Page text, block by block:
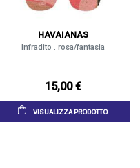
HAVAIANAS
Infradito . rosa/fantasia
15,00 €
VISUALIZZA PRODOTTO